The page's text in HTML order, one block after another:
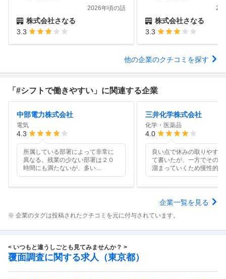
2026年頃の話
株式会社さなる
3.3
株式会社さなる
3.3
他の企業のクチコミを探す
「#シフトで働きやすい」に関連する企業
中部電力株式会社
電気
4.3
所属している部署によって非常に
異なる。残業の少ない部署は２０
時間にも満たないが、多い
三井化学株式会社
化学・医薬品
4.0
良い点で休みの取りやす
て書いたが、一方でその分
溜まっていくため慢性的に
企業一覧を見る
※ 企業のタグは投稿されたクチコミを元に付与されています。
< いつもと違うしごとも見てみませんか？ >
覆面調査に関する求人（東京都）